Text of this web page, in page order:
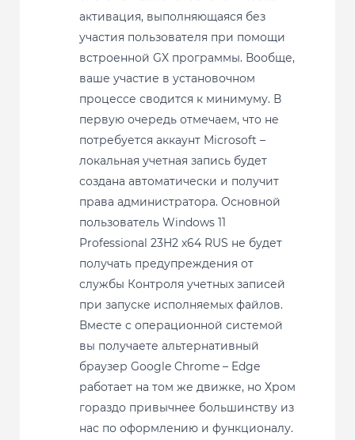
активация, выполняющаяся без
участия пользователя при помощи
встроенной GX программы. Вообще,
ваше участие в установочном
процессе сводится к минимуму. В
первую очередь отмечаем, что не
потребуется аккаунт Microsoft –
локальная учетная запись будет
создана автоматически и получит
права администратора. Основной
пользователь Windows 11
Professional 23H2 x64 RUS не будет
получать предупреждения от
службы Контроля учетных записей
при запуске исполняемых файлов.
Вместе с операционной системой
вы получаете альтернативный
браузер Google Chrome – Edge
работает на том же движке, но Хром
гораздо привычнее большинству из
нас по оформлению и функционалу.